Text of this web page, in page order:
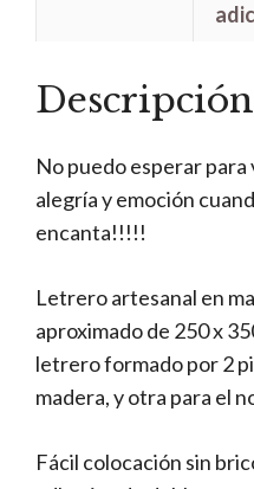
Descripción
No puedo esperar para
alegría y emoción
encanta!!!!!
Letrero artesanal en
aproximado de 250 x
letrero formado por 2
madera, y otra para el
Fácil colocación sin